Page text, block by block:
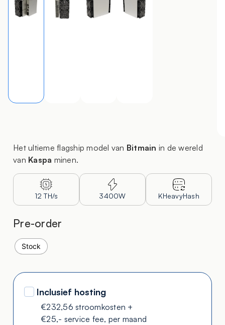
Het ultieme flagship model van Bitmain in de wereld
van Kaspa minen.
12 TH/s 3400W KHeavyHash
Pre-order
Stock
Inclusief hosting
€232,56 stroomkosten +
€25,- service fee, per maand